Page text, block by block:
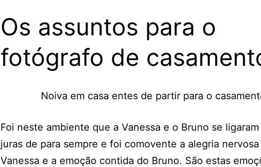
Os assuntos para o
fotógrafo de
Foi neste ambiente que a Vanessa e o Bruno se
juras de para sempre e foi comovente a alegria
Vanessa e a emoção contida do Bruno. São estas